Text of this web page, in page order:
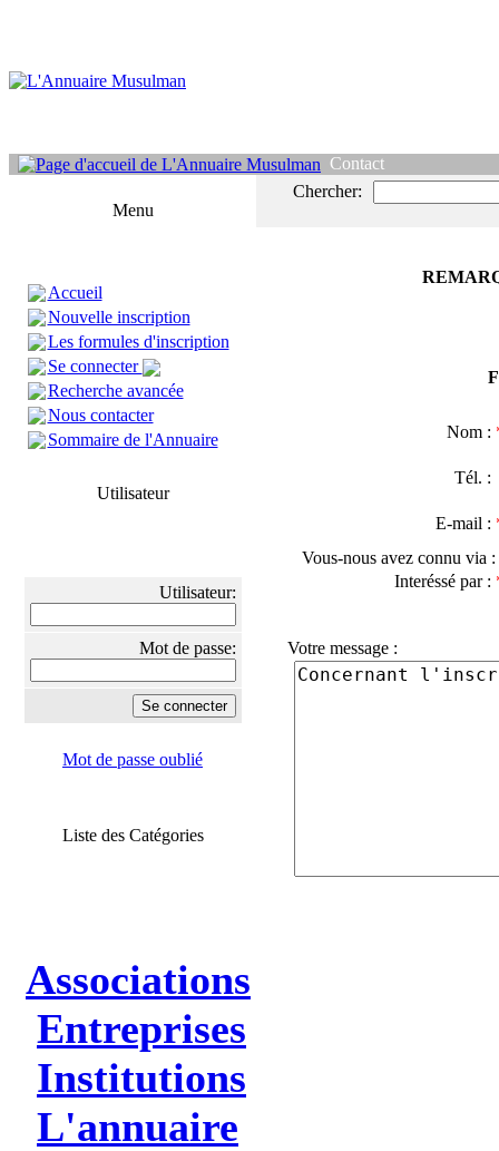
Contact
Menu
Accueil
Nouvelle inscription
Les formules d'inscription
Se connecter
Recherche avancée
Nous contacter
Sommaire de l'Annuaire
Utilisateur
Utilisateur:
Mot de passe:
Mot de passe oublié
Liste des Catégories
Associations
Entreprises
Institutions
L'annuaire
Chercher:
Nom :
Tél.
E-mail :
Vous-nous avez connu via
Interéssé par :
Votre message :